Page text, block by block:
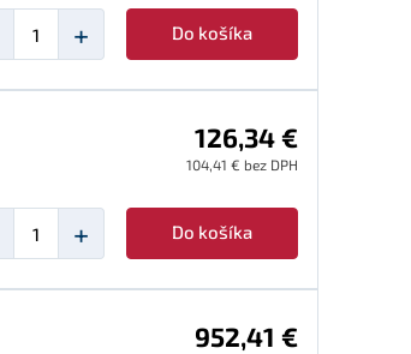
+ Do košíka
126,34 €
104,41 € bez DPH
+ Do košíka
952,41 €